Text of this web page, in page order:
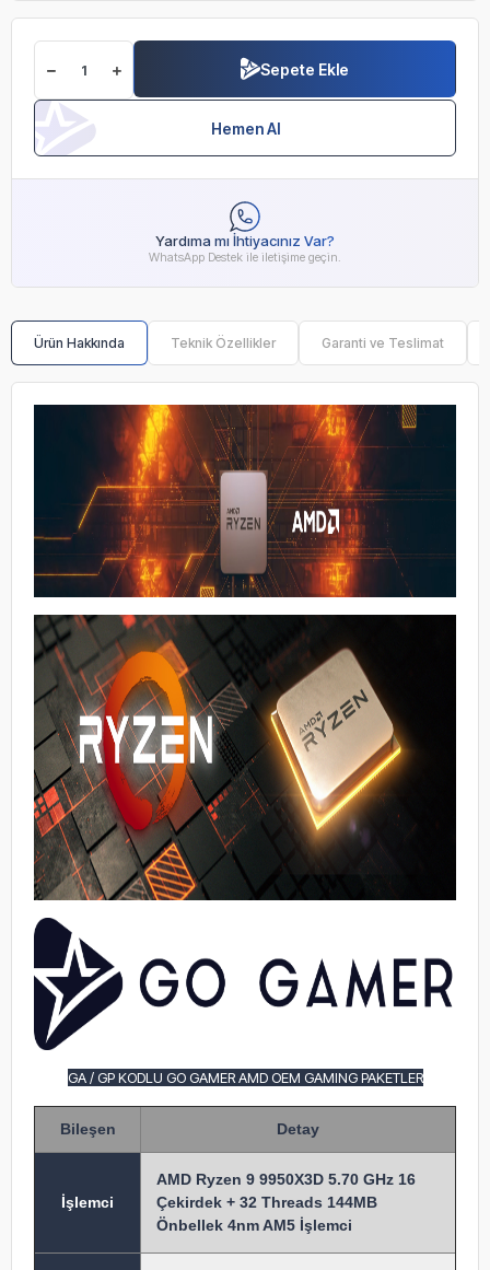
Sepete Ekle
Hemen Al
Yardıma mı İhtiyacınız Var?
WhatsApp Destek ile iletişime geçin.
Ürün Hakkında Teknik Özellikler Garanti ve Teslimat
GA / GP KODLU GO GAMER AMD OEM GAMING PAKETLER
Bileşen Detay
İşlemci
AMD Ryzen 9 9950X3D 5.70 GHz 16
Çekirdek + 32 Threads 144MB
Önbellek 4nm AM5 İşlemci